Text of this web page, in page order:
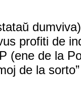
profiti de
(ene de la
de la